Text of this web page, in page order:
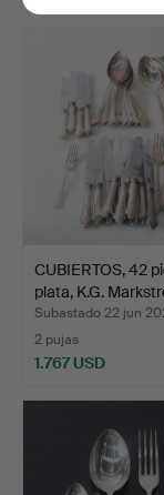
CUBIERTOS, 42
plata, K.G.
Subastado 22 jun
2 pujas
1.767 USD